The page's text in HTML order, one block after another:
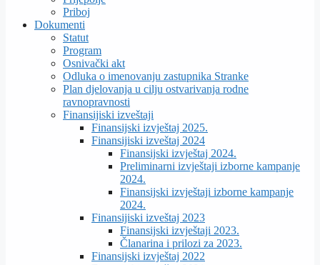
Priboj
Dokumenti
Statut
Program
Osnivački akt
Odluka o imenovanju zastupnika Stranke
Plan djelovanja u cilju ostvarivanja rodne
ravnopravnosti
Finansijiski izveštaji
Finansijski izvještaj 2025.
Finansijiski izveštaj 2024
Finansijski izvještaj 2024.
Preliminarni izvještaji izborne kampanje
2024.
Finansijski izvještaji izborne kampanje
2024.
Finansijiski izveštaj 2023
Finansijski izvještaji 2023.
Članarina i prilozi za 2023.
Finansijski izvještaj 2022